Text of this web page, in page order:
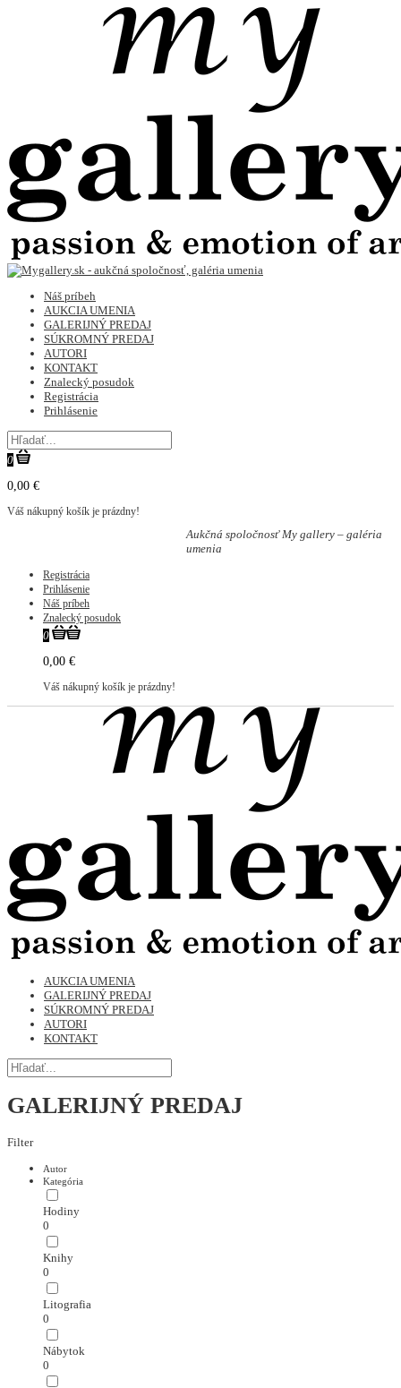
Náš príbeh
AUKCIA UMENIA
GALERIJNÝ PREDAJ
SÚKROMNÝ PREDAJ
AUTORI
KONTAKT
Znalecký posudok
Registrácia
Prihlásenie
0
0,00 €
Váš nákupný košík je prázdny!
Aukčná spoločnosť My gallery – galéria
umenia
Registrácia
Prihlásenie
Náš príbeh
Znalecký posudok
0
0,00 €
Váš nákupný košík je prázdny!
AUKCIA UMENIA
GALERIJNÝ PREDAJ
SÚKROMNÝ PREDAJ
AUTORI
KONTAKT
GALERIJNÝ PREDAJ
Filter
Autor
Kategória
Hodiny
0
Knihy
0
Litografia
0
Nábytok
0